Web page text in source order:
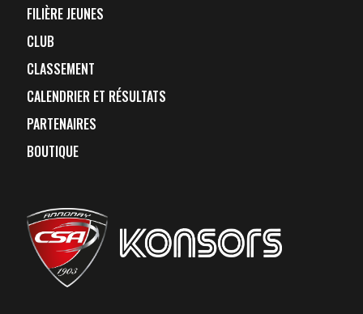
FILIÈRE JEUNES
CLUB
CLASSEMENT
CALENDRIER ET RÉSULTATS
PARTENAIRES
BOUTIQUE